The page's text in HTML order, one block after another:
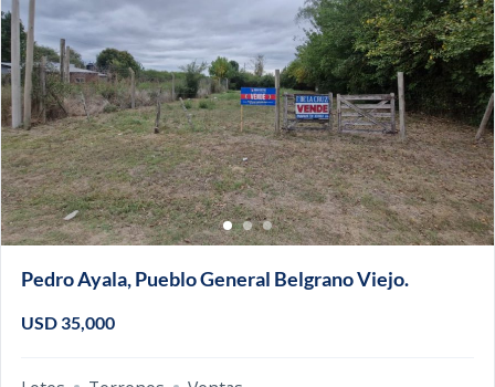
Pedro Ayala, Pueblo General Belgrano Viejo.
USD 35,000